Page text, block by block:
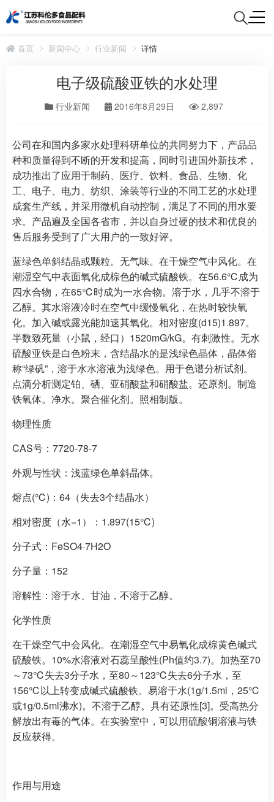
首页 新闻中心 行业新闻 详情
电子级硫酸亚铁的水处理
行业新闻 2016年8月29日 2,897
公司在和国内多家水处理科研单位的共同努力下，产品品
种和质量得到不断的开发和提高，同时引进国外新技术，
成功推出了应用于制药、医疗、饮料、食品、生物、化
工、电子、电力、纺织、涂装等行业的不同工艺的水处理
成套生产线，并采用微机自动控制，满足了不同的用水要
求。产品遍及全国各省市，并以自身过硬的技术和优良的
售后服务受到了广大用户的一致好评。
蓝绿色单斜结晶或颗粒。无气味。在干燥空气中风化。在
潮湿空气中表面氧化成棕色的碱式硫酸铁。在56.6℃成为
四水合物，在65℃时成为一水合物。溶于水，几乎不溶于
乙醇。其水溶液冷时在空气中缓慢氧化，在热时较快氧
化。加入碱或露光能加速其氧化。相对密度(d15)1.897。
半数致死量（小鼠，经口）1520mG/kG。有刺激性。无水
硫酸亚铁是白色粉末，含结晶水的是浅绿色晶体，晶体俗
称“绿矾”，溶于水水溶液为浅绿色。用于色谱分析试剂。
点滴分析测定铂、硒、亚硝酸盐和硝酸盐。还原剂。制造
铁氧体。净水。聚合催化剂。照相制版。
物理性质
CAS号：7720-78-7
外观与性状：浅蓝绿色单斜晶体。
熔点(℃)：64（失去3个结晶水）
相对密度（水=1）：1.897(15℃)
分子式：FeSO4·7H2O
分子量：152
溶解性：溶于水、甘油，不溶于乙醇。
化学性质
在干燥空气中会风化。在潮湿空气中易氧化成棕黄色碱式
硫酸铁。10%水溶液对石蕊呈酸性(Ph值约3.7)。加热至70
～73℃失去3分子水，至80～123℃失去6分子水，至
156℃以上转变成碱式硫酸铁。易溶于水(1g/1.5ml，25℃
或1g/0.5ml沸水)。不溶于乙醇。具有还原性[3]。受高热分
解放出有毒的气体。在实验室中，可以用硫酸铜溶液与铁
反应获得。
作用与用途